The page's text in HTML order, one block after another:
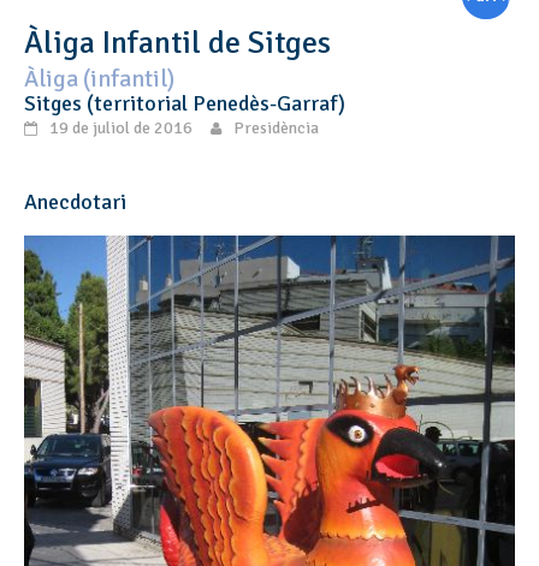
Àliga Infantil de Sitges
Àliga (infantil)
Sitges (territorial Penedès-Garraf)
19 de juliol de 2016 Presidència
Anecdotari